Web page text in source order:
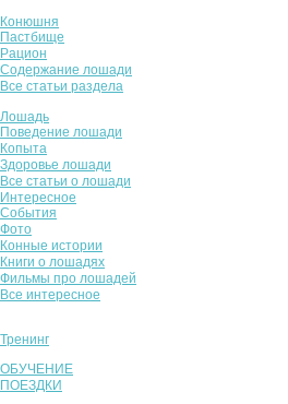
Конюшня
Пастбище
Рацион
Содержание лошади
Все статьи раздела
Лошадь
Поведение лошади
Копыта
Здоровье лошади
Все статьи о лошади
Интересное
События
Фото
Конные истории
Книги о лошадях
Фильмы про лошадей
Все интересное
Тренинг
ОБУЧЕНИЕ
ПОЕЗДКИ